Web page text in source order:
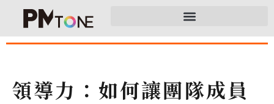
領導力：如何讓團隊成員